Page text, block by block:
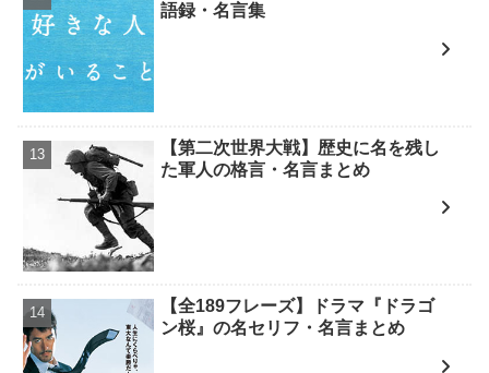
語録・名言集
【第二次世界大戦】歴史に名を残し
た軍人の格言・名言まとめ
【全189フレーズ】ドラマ『ドラゴ
ン桜』の名セリフ・名言まとめ